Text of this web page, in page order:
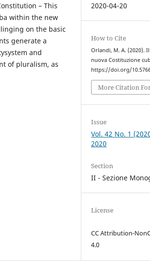
– This
within the new
on the basic
generate a
and
of pluralism, as
2020-04-20
How to Cite
Orlandi, M. A. (2020).
nuova Costituzione
https://doi.org/
More Citation
Issue
Vol. 42 No. 1
2020
Section
II - Sezione
License
CC Attribution-
4.0